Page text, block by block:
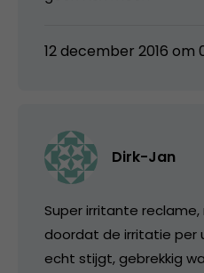
12 december 2016 om
Dirk-Jan
Super irritante
doordat de irritatie per
echt stijgt, gebrekkig